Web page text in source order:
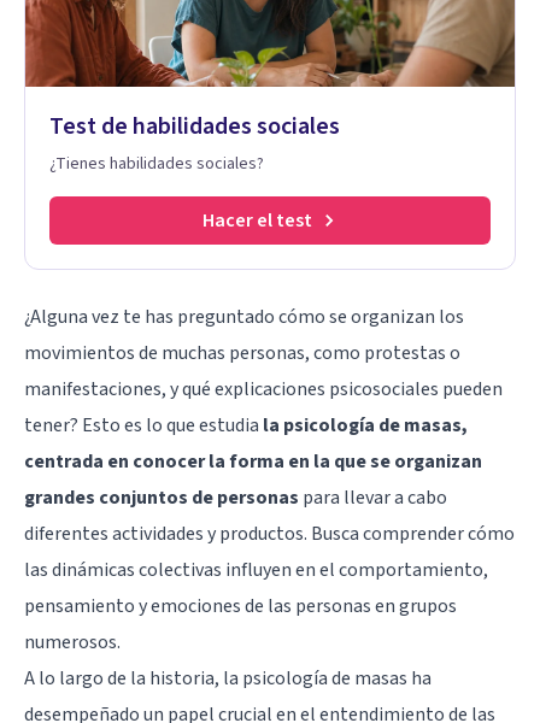
Test de habilidades sociales
¿Tienes habilidades sociales?
Hacer el test
¿Alguna vez te has preguntado cómo se organizan los
movimientos de muchas personas, como protestas o
manifestaciones, y qué explicaciones psicosociales pueden
tener? Esto es lo que estudia la psicología de masas,
centrada en conocer la forma en la que se organizan
grandes conjuntos de personas para llevar a cabo
diferentes actividades y productos. Busca comprender cómo
las dinámicas colectivas influyen en el comportamiento,
pensamiento y emociones de las personas en grupos
numerosos.
A lo largo de la historia, la psicología de masas ha
desempeñado un papel crucial en el entendimiento de las